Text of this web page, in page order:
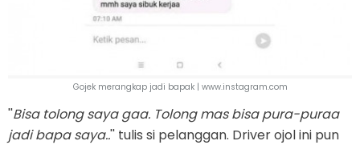
Gojek merangkap jadi bapak | www.instagram.com
''Bisa tolong saya gaa. Tolong mas bisa pura-puraa
jadi bapa saya..'' tulis si pelanggan. Driver ojol ini pun